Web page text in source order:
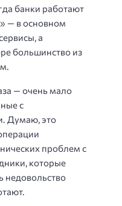
банки работают
— в основном
а
большинство из
— очень мало
с
Думаю, это
проблем с
которые
недовольство